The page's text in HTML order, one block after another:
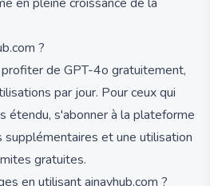
?
de GPT-4o gratuitement,
par jour. Pour ceux qui
étendu, s'abonner à la plateforme
et une utilisation
gratuites.
en utilisant ainavhub.com ?